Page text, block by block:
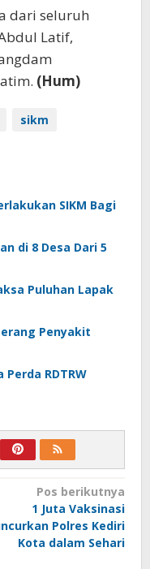
dari seluruh
Latif,
(Hum)
sikm
SIKM Bagi
di 8 Desa Dari 5
Puluhan Lapak
Penyakit
RDTRW
Pos berikutnya
1 Juta Vaksinasi
Polres Kediri
Kota dalam Sehari